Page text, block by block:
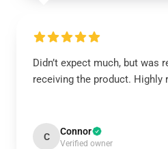
Didn’t expect much, but was
receiving the product. Highly
C Connor
Verified owner